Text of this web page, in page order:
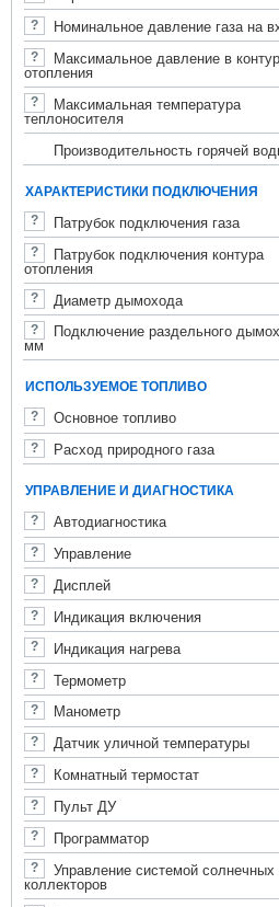
Номинальное давление газа на
Максимальное давление в
отопления
Максимальная температура
теплоносителя
Производительность горячей
ХАРАКТЕРИСТИКИ ПОДКЛЮЧЕНИЯ
Патрубок подключения газа
Патрубок подключения контура
отопления
Диаметр дымохода
Подключение раздельного
мм
ИСПОЛЬЗУЕМОЕ ТОПЛИВО
Основное топливо
Расход природного газа
УПРАВЛЕНИЕ И ДИАГНОСТИКА
Автодиагностика
Управление
Дисплей
Индикация включения
Индикация нагрева
Термометр
Манометр
Датчик уличной температуры
Комнатный термостат
Пульт ДУ
Программатор
Управление системой солнечных
коллекторов